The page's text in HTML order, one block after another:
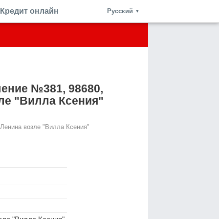
Кредит онлайн Русский ▼
№381, 98680,
"Вилла Ксения"
возле "Вилла Ксения"